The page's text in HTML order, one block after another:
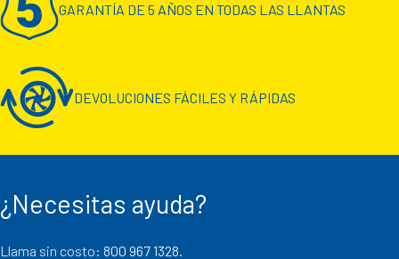
GARANTÍA DE 5 AÑOS EN TODAS LAS LLANTAS
DEVOLUCIONES FÁCILES Y RÁPIDAS
¿Necesitas ayuda?
Llama sin costo: 800 967 1328.